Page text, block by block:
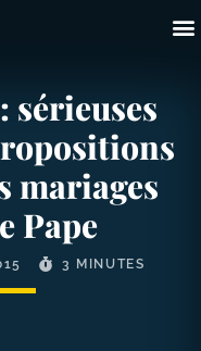
sérieuses
mariages
Pape
3 MINUTES